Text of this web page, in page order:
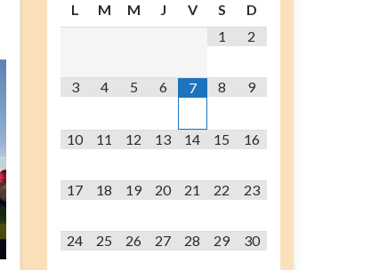
L M M J V S
D
1
2
3 4 5 6 7 8 9
10 11 12 13 14 15 16
17 18 19 20 21 22 23
24 25 26 27 28 29 30